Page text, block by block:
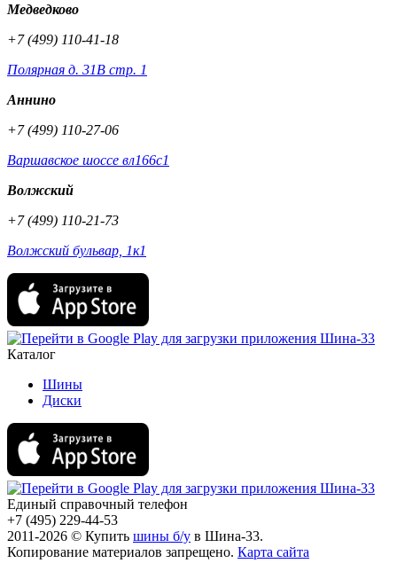
Медведково
+7 (499) 110-41-18
Полярная д. 31В стр. 1
Аннино
+7 (499) 110-27-06
Варшавское шоссе вл166с1
Волжский
+7 (499) 110-21-73
Волжский бульвар, 1к1
Каталог
Шины
Диски
Единый справочный телефон
+7 (495) 229-44-53
2011-2026 © Купить шины б/у в Шина-33.
Копирование материалов запрещено. Карта сайта